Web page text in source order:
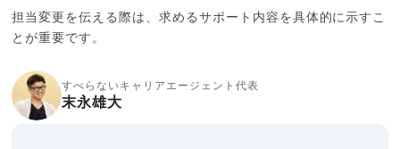
担当変更を伝える際は、求めるサポート内容を具体的に示すこ
とが重要です。
すべらないキャリアエージェント代表
末永雄大